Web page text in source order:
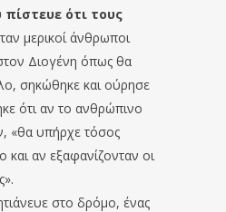
ότι τους
μερικοί άνθρωποι
Διογένη όπως θα
σηκώθηκε και ούρησε
ότι αν το ανθρώπινο
«θα υπήρχε τόσος
αν εξαφανίζονταν οι
στο δρόμο, ένας